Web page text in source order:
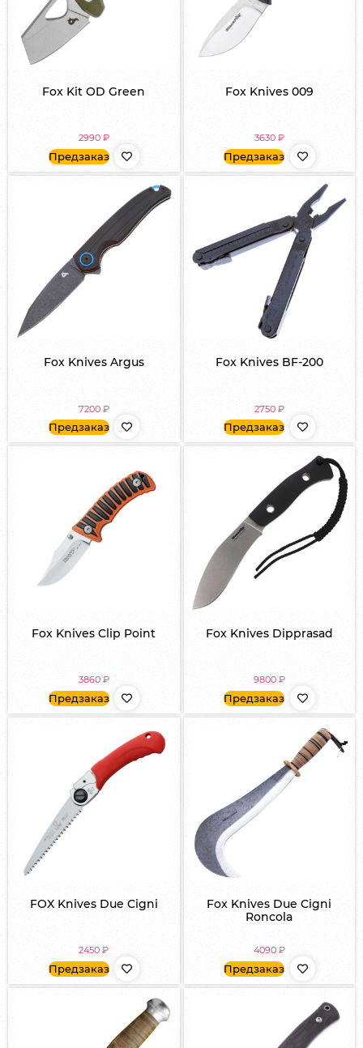
Fox Kit OD Green
2990 ₽
Предзаказ
Fox Knives 009
3630 ₽
Предзаказ
Fox Knives Argus
7200 ₽
Предзаказ
Fox Knives BF-200
2750 ₽
Предзаказ
Fox Knives Clip Point
3860 ₽
Предзаказ
Fox Knives Dipprasad
9800 ₽
Предзаказ
FOX Knives Due Cigni
2450₽
Предзаказ
Fox Knives Due Cigni
Roncola
4090 ₽
Предзаказ